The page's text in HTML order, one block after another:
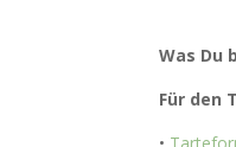
Was Du
Für den